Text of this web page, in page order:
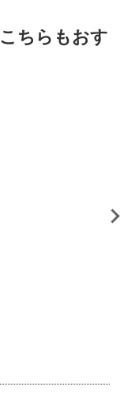
ちらもおす